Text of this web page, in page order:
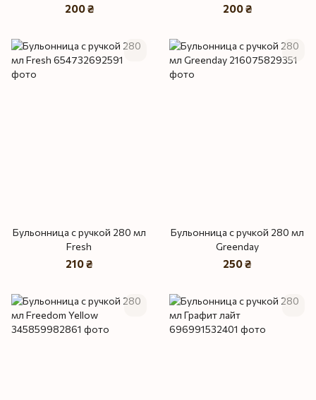
200 ₴ 200 ₴
Бульонница с ручкой 280 мл
Fresh
210 ₴
Бульонница с ручкой 280 мл
Greenday
250 ₴